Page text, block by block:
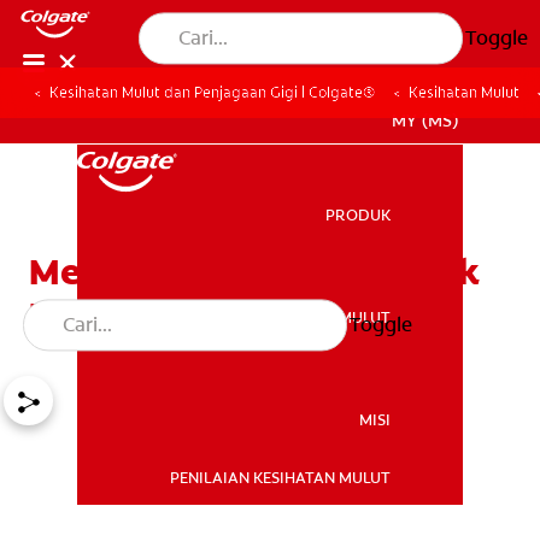
Toggle
MY (MS)
PRODUK
KESIHATAN MULUT
MISI
PENILAIAN KESIHATAN MULUT
Toggle
Kesihatan Mulut dan Penjagaan Gigi | Colgate® Kesihatan Mulut
Memilih Berus Gigi Terbaik
Untuk Braces